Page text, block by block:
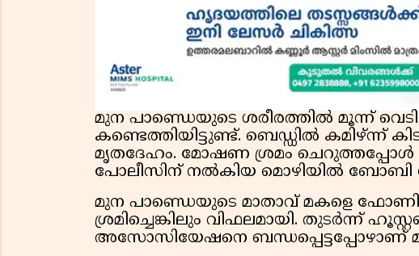
മുന പാണ്ഡെയുടെ ശരീരത്തിൽ മൂന്ന്
കണ്ടെത്തിയിട്ടുണ്ട്. ബെഡ്ഡിൽ കമിഴ്ന്ന്
മൃതദേഹം. മോഷണ ശ്രമം ചെറുത്തപ്പോൾ
പോലീസിന് നൽകിയ മൊഴിയിൽ
മുന പാണ്ഡെയുടെ മാതാവ് മകളെ
ശ്രമിച്ചെങ്കിലും വിഫലമായി. തുടർന്ന്
അസോസിയേഷനെ ബന്ധപ്പെട്ടപ്പോഴാണ്